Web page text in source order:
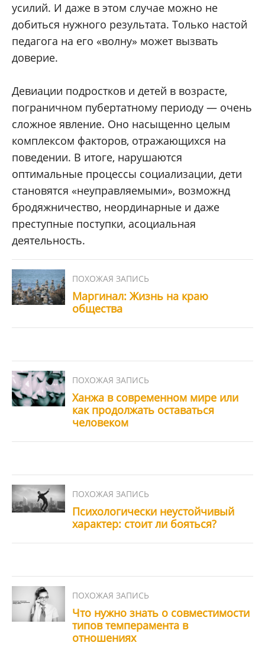
усилий. И даже в этом случае можно не
добиться нужного результата. Только настой
педагога на его «волну» может вызвать
доверие.
Девиации подростков и детей в возрасте,
пограничном пубертатному периоду — очень
сложное явление. Оно насыщенно целым
комплексом факторов, отражающихся на
поведении. В итоге, нарушаются
оптимальные процессы социализации, дети
становятся «неуправляемыми», возможнд
бродяжничество, неординарные и даже
преступные поступки, асоциальная
деятельность.
Маргинал: Жизнь на краю
общества
Ханжа в современном мире или
как продолжать оставаться
человеком
Психологически неустойчивый
характер: стоит ли бояться?
Что нужно знать о совместимости
типов темперамента в
отношениях